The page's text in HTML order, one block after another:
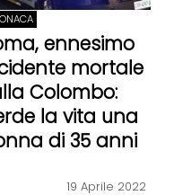
ennesimo
mortale
Colombo:
la vita una
di 35 anni
19 Aprile 2022